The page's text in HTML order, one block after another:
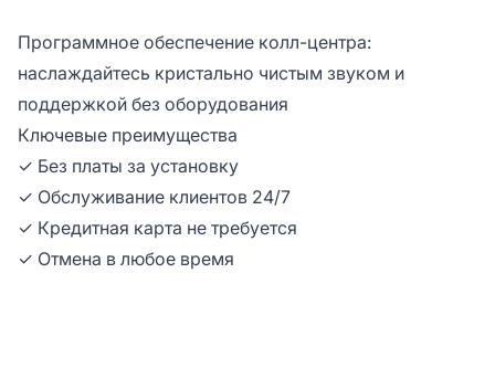
Программное обеспечение колл-центра:
наслаждайтесь кристально чистым звуком и
поддержкой без оборудования
Ключевые преимущества
✓ Без платы за установку
✓ Обслуживание клиентов 24/7
✓ Кредитная карта не требуется
✓ Отмена в любое время